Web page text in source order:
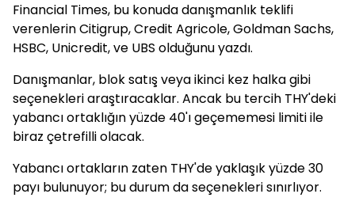
Financial Times, bu konuda danışmanlık teklifi
verenlerin Citigrup, Credit Agricole, Goldman Sachs,
HSBC, Unicredit, ve UBS olduğunu yazdı.
Danışmanlar, blok satış veya ikinci kez halka gibi
seçenekleri araştıracaklar. Ancak bu tercih THY'deki
yabancı ortaklığın yüzde 40'ı geçememesi limiti ile
biraz çetrefilli olacak.
Yabancı ortakların zaten THY'de yaklaşık yüzde 30
payı bulunuyor; bu durum da seçenekleri sınırlıyor.